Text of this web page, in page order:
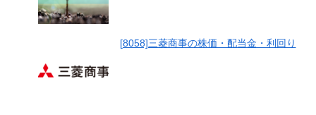
[8058]三菱商事の株価・配当金・利回り